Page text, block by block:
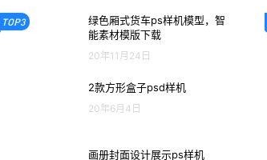
TOP3
绿色厢式货车ps样机模型，智
能素材模版下载
20年11月24日
2款方形盒子psd样机
20年6月4日
画册封面设计展示ps样机